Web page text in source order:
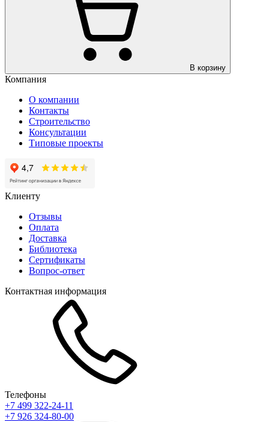
В корзину
Компания
О компании
Контакты
Строительство
Консультации
Типовые проекты
Клиенту
Отзывы
Оплата
Доставка
Библиотека
Сертификаты
Вопрос-ответ
Контактная информация
Телефоны
+7 499 322-24-11
+7 926 324-80-00